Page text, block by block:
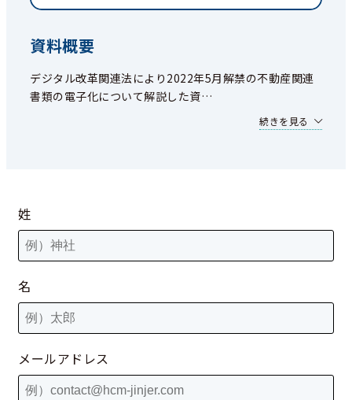
資料概要
デジタル改革関連法により2022年5月解禁の不動産関連
書類の電子化について解説した資…
続きを見る
姓
名
メールアドレス